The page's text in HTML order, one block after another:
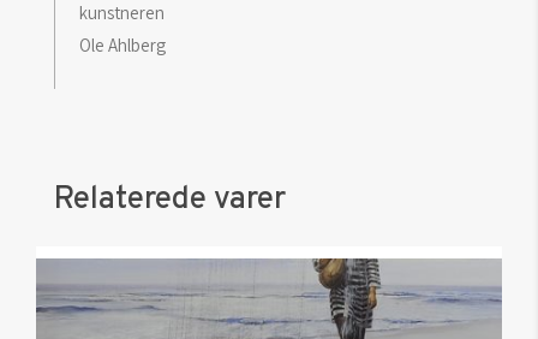
kunstneren
Ole Ahlberg
Relaterede varer